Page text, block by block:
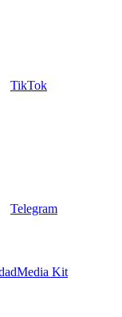
TikTok
Telegram
Media Kit